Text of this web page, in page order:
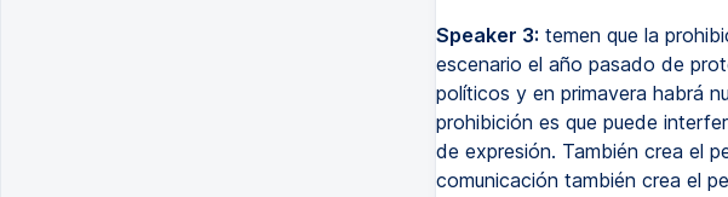
Speaker 3: temen que la
escenario el año pasado de
políticos y en primavera habrá
prohibición es que puede
de expresión. También crea el
comunicación también crea el